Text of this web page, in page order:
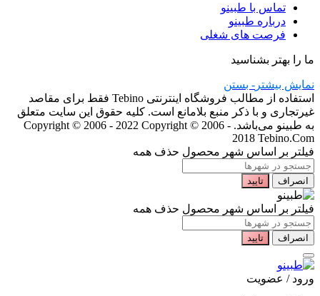
تماس با طبینو
درباره طبینو
فرصت های شغلی
ما را بهتر بشناسید
نمایش بیشتر - بستن
استفاده از مطالب فروشگاه اینترنتی Tebino فقط برای مقاصد
غیرتجاری و با ذکر منبع بلامانع است. کلیه حقوق این سایت متعلق
به طبینو می‌باشد. Copyright © 2006 - 2022 Copyright © 2006 -
2018 Tebino.Com
فیلتر بر اساس شهر محصول حذف همه
انصراف تایید
فیلتر بر اساس شهر محصول حذف همه
انصراف تایید
ورود / عضویت